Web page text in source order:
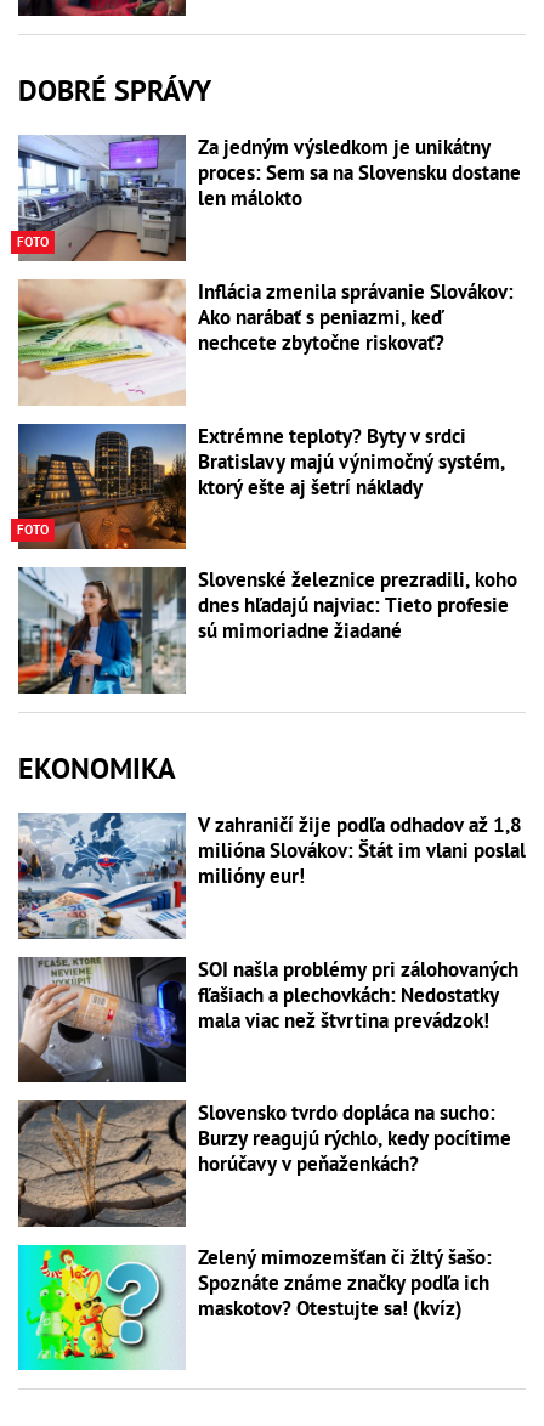
DOBRÉ SPRÁVY
FOTO
Za jedným výsledkom je unikátny
proces: Sem sa na Slovensku dostane
len málokto
Inflácia zmenila správanie Slovákov:
Ako narábať s peniazmi, keď
nechcete zbytočne riskovať?
FOTO
Extrémne teploty? Byty v srdci
Bratislavy majú výnimočný systém,
ktorý ešte aj šetrí náklady
Slovenské železnice prezradili, koho
dnes hľadajú najviac: Tieto profesie
sú mimoriadne žiadané
EKONOMIKA
V zahraničí žije podľa odhadov až 1,8
milióna Slovákov: Štát im vlani poslal
milióny eur!
SOI našla problémy pri zálohovaných
fľašiach a plechovkách: Nedostatky
mala viac než štvrtina prevádzok!
Slovensko tvrdo dopláca na sucho:
Burzy reagujú rýchlo, kedy pocítime
horúčavy v peňaženkách?
Zelený mimozemšťan či žltý šašo:
Spoznáte známe značky podľa ich
maskotov? Otestujte sa! (kvíz)